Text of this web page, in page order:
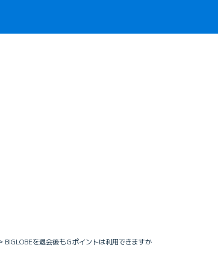
BIGLOBEを退会後もＧポイントは利用できますか